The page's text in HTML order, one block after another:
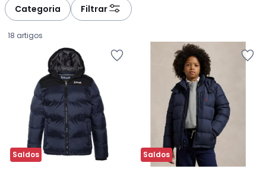
Categoria Filtrar
18 artigos
Saldos Saldos